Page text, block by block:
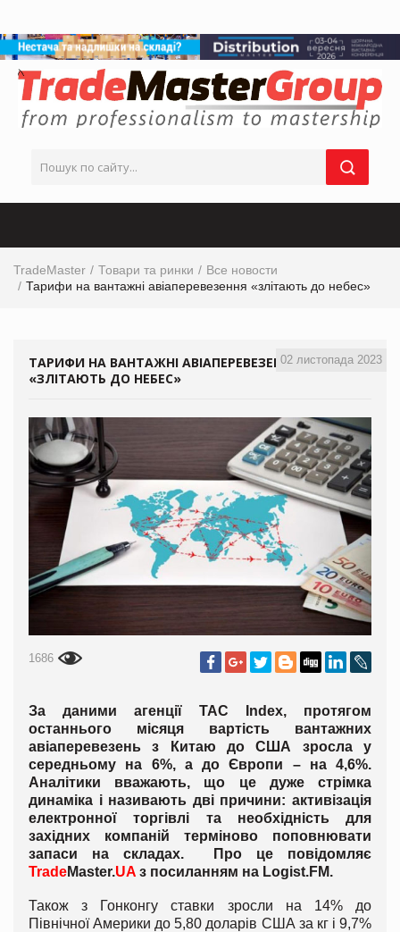
TradeMaster Товари та ринки
Все новости
Тарифи на вантажні авіаперевезення «злітають до небес»
02 листопада 2023
ТАРИФИ НА ВАНТАЖНІ АВІАПЕРЕВЕЗЕННЯ
«ЗЛІТАЮТЬ ДО НЕБЕС»
1686
За даними агенції TAC Index, протягом
останнього місяця вартість вантажних
авіаперевезень з Китаю до США зросла у
середньому на 6%, а до Європи – на 4,6%.
Аналітики вважають, що це дуже стрімка
динаміка і називають дві причини: активізація
електронної торгівлі та необхідність для
західних компаній терміново поповнювати
запаси на складах. Про це повідомляє
TradeMaster.UA з посиланням на Logist.FM.
Також з Гонконгу ставки зросли на 14% до
Північної Америки до 5,80 доларів США за кг і 9,7%